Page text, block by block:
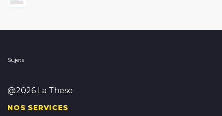
Sujets
@2026 La These
NOS SERVICES